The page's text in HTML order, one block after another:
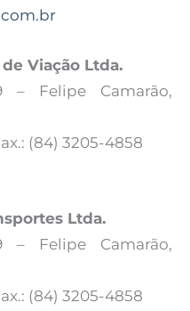
Viação Ltda.
– Felipe Camarão,
(84) 3205-4858
Ltda.
– Felipe Camarão,
(84) 3205-4858